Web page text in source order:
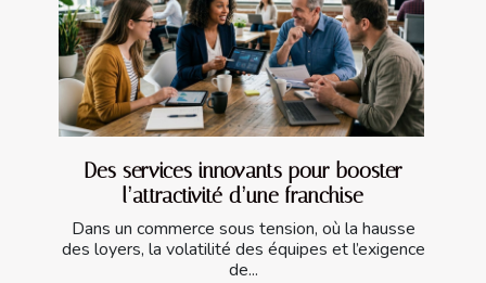
Des services innovants pour booster
l’attractivité d’une franchise
Dans un commerce sous tension, où la hausse
des loyers, la volatilité des équipes et l’exigence
de...